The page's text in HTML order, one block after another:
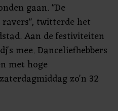
gaan. "De
twitterde het
Aan de festiviteiten
mee. Danceliefhebbers
met hoge
zo'n 32